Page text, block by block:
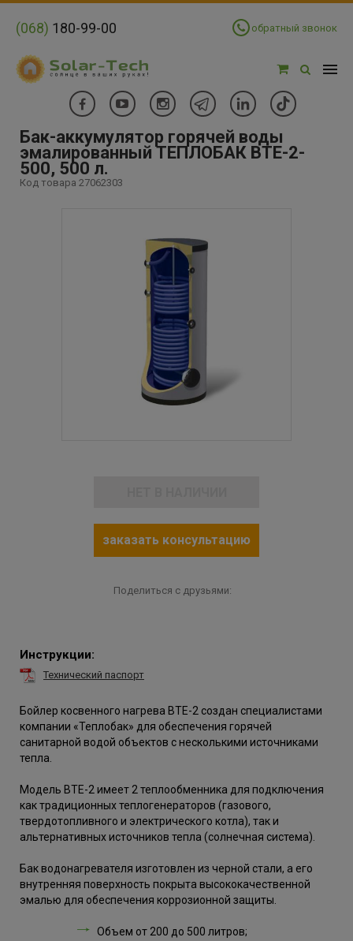
(068) 180-99-00 обратный звонок
Бак-аккумулятор горячей воды
эмалированный ТЕПЛОБАК BTE-2-
500, 500 л.
Код товара 27062303
заказать консультацию
Поделиться с друзьями:
Инструкции:
Технический паспорт
Бойлер косвенного нагрева ВТЕ-2 создан специалистами
компании «Теплобак» для обеспечения горячей
санитарной водой объектов с несколькими источниками
тепла.
Модель ВТЕ-2 имеет 2 теплообменника для подключения
как традиционных теплогенераторов (газового,
твердотопливного и электрического котла), так и
альтернативных источников тепла (солнечная система).
Бак водонагревателя изготовлен из черной стали, а его
внутренняя поверхность покрыта высококачественной
эмалью для обеспечения коррозионной защиты.
Объем от 200 до 500 литров;